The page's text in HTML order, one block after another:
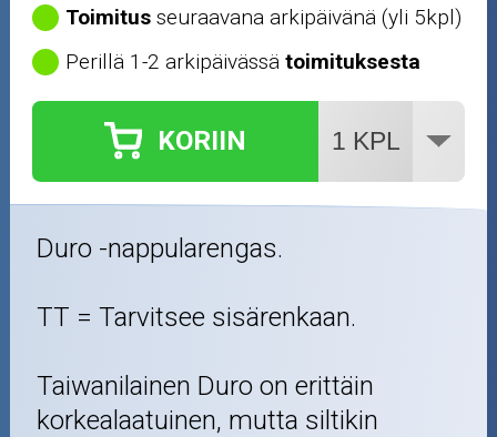
Toimitus seuraavana arkipäivänä (yli 5kpl)
Perillä 1-2 arkipäivässätoimituksesta
KORIIN
Duro -nappularengas.
TT = Tarvitsee sisärenkaan.
Taiwanilainen Duro on erittäin
korkealaatuinen, mutta siltikin